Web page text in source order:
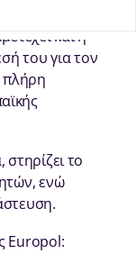
και η
του για τον
πλήρη
το
ενώ
Europol: